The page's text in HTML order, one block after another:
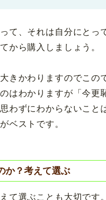
て、それは自分にとっ
から購入しましょう。
きかわりますのでこの
はわかりますが「今更
わずにわからないこと
ベストです。
か？考えて選ぶ
て選ぶことも大切です